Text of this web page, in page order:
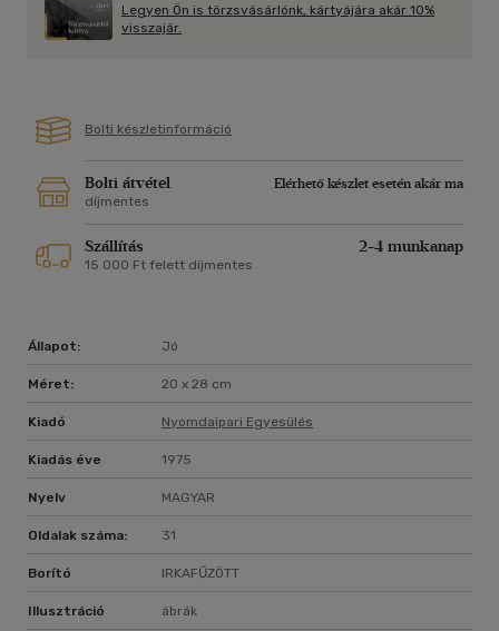
Legyen Ön is törzsvásárlónk, kártyájára akár 10%
visszajár.
Bolti készletinformáció
Bolti átvétel
Elérhető készlet esetén akár ma
díjmentes
Szállítás 2-4 munkanap
15 000 Ft felett díjmentes
Állapot: Jó
Méret: 20 x 28 cm
Kiadó Nyomdaipari Egyesülés
Kiadás éve 1975
Nyelv MAGYAR
Oldalak száma: 31
Borító IRKAFŰZÖTT
Illusztráció ábrák